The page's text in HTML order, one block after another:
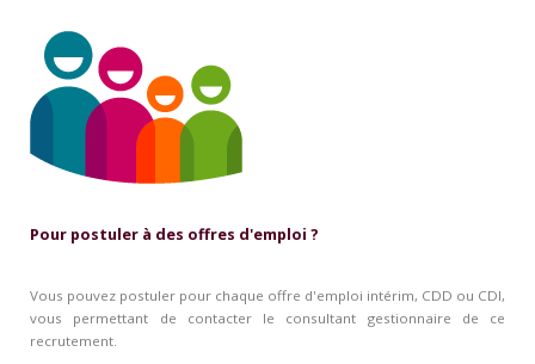
Pour postuler à des offres d'emploi ?
Vous pouvez postuler pour chaque offre d'emploi intérim, CDD ou CDI,
vous permettant de contacter le consultant gestionnaire de ce
recrutement.